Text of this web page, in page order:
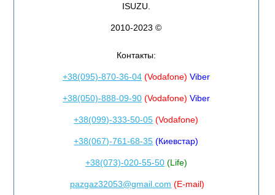
ISUZU.
2010-2023 ©
Контакты:
+38(095)-870-36-04(Vodafone) Viber
+38(050)-888-09-90(Vodafone) Viber
+38(099)-333-50-05 (Vodafone)
+38(067)-761-68-35 (Киевстар)
+38(073)-020-55-50(Life)
pazgaz32053@gmail.com (E-mail)